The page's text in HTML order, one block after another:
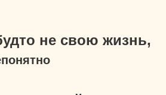
не свою жизнь,